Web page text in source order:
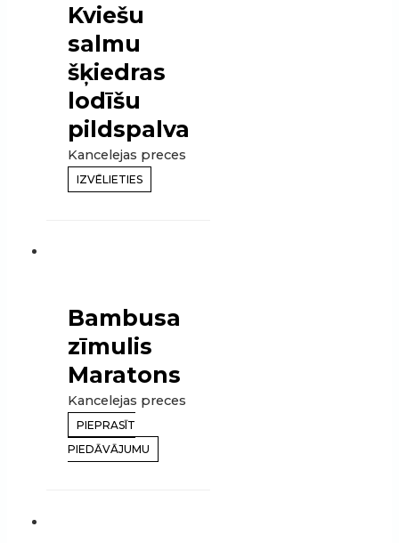
Kviešu
salmu
šķiedras
lodīšu
pildspalva
Kancelejas preces
IZVĒLIETIES
Bambusa
zīmulis
Maratons
Kancelejas preces
PIEPRASĪT
PIEDĀVĀJUMU